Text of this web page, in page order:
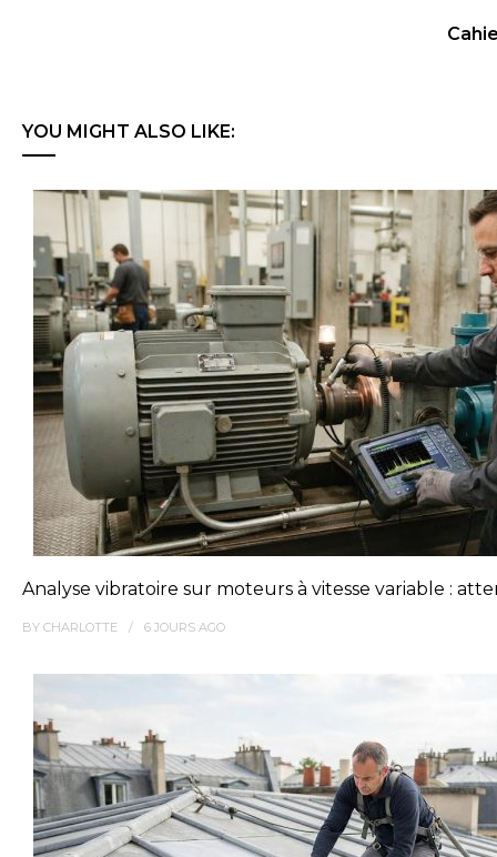
YOU MIGHT ALSO LIKE:
Analyse vibratoire sur moteurs à vitesse variable :
BY CHARLOTTE 6 JOURS AGO